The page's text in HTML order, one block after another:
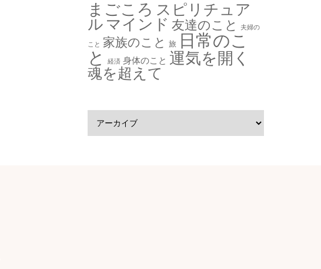
まごころ スピリチュア
ル マインド 友達のこと 夫婦の
こと 家族のこと 旅 日常のこ
と
経済 身体のこと 運気を開く
魂を超えて